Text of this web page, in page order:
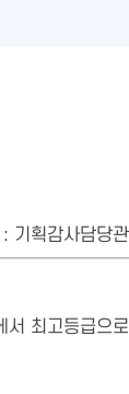
기획감사담당관
최고등급으